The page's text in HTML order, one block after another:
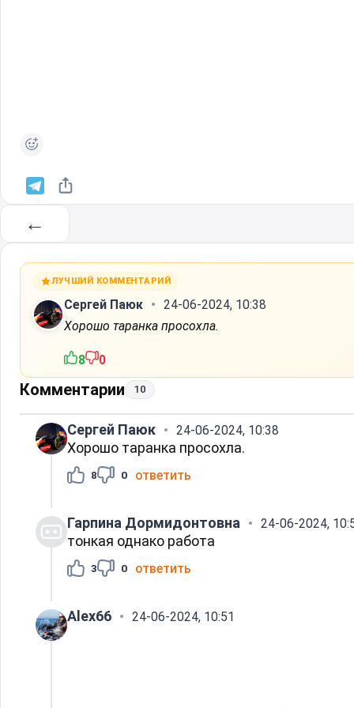
←
ЛУЧШИЙ КОММЕНТАРИЙ
Сергей Паюк
24-06-2024, 10:38
Хорошо таранка просохла.
8 0
Комментарии 10
Сергей Паюк 24-06-2024, 10:38
Хорошо таранка просохла.
8 0 ответить
Гарпина Дормидонтовна 24-06-2024,
тонкая однако работа
3 0 ответить
Alex66 24-06-2024, 10:51